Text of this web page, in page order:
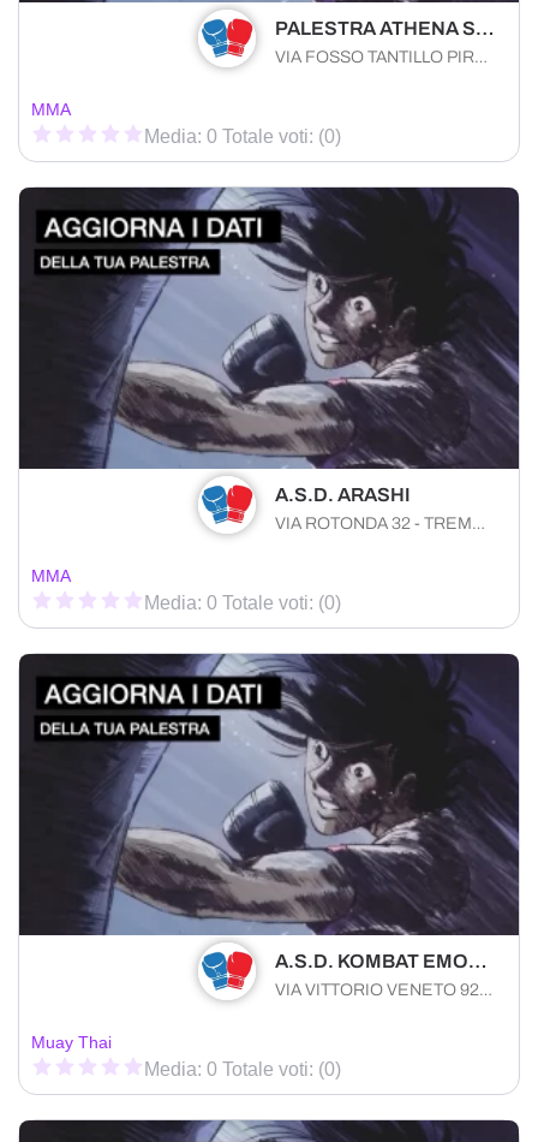
PALESTRA ATHENA SOCIETA' SPORTIVA DILETTANTISTICA A RESPONSABILITA' LIMITATA
VIA FOSSO TANTILLO PIRATO 61/4 Modica (RG) 97015 , Sicilia
MMA
Media: 0 Totale voti: (0)
A.S.D. ARASHI
VIA ROTONDA 32 - TREMESTIERI Messina (ME) 98128 , Sicilia
MMA
Media: 0 Totale voti: (0)
A.S.D. KOMBAT EMOTION ISPICA
VIA VITTORIO VENETO 92 Ispica (RG) 97014 , Sicilia
Muay Thai
Media: 0 Totale voti: (0)